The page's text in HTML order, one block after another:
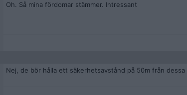
Oh. Så mina fördomar stämmer. Intressant
Nej, de bör hålla ett säkerhetsavstånd på 50m från dessa